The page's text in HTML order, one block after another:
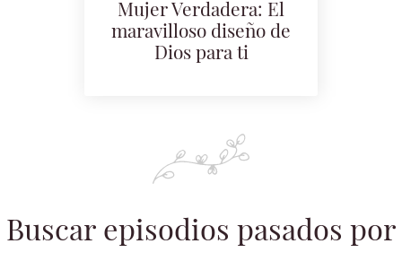
Mujer Verdadera: El
maravilloso diseño de
Dios para ti
Buscar episodios pasados por